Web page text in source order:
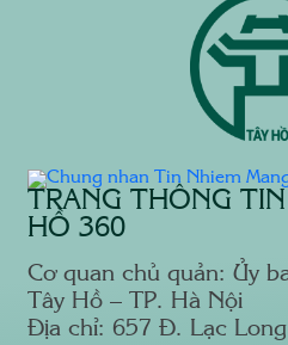
TRANG THÔNG
HỒ 360
Cơ quan chủ quản: Ủy
Tây Hồ – TP. Hà Nội
Địa chỉ: 657 Đ. Lạc